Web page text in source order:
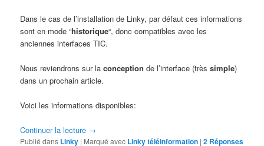
Dans le cas de l’installation de Linky, par défaut ces informations
sont en mode “historique“, donc compatibles avec les
anciennes interfaces TIC.
Nous reviendrons sur laconceptionde l’interface (trèssimple)
dans un prochain article.
Voici les informations disponibles:
Continuer la lecture →
Publié dans Linky | Marqué avec Linky téléinformation |2 Réponses